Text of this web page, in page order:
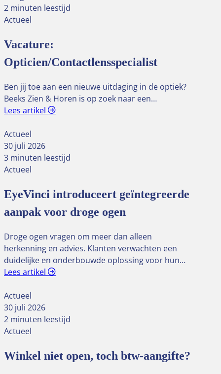
2 minuten leestijd
Actueel
Vacature:
Opticien/Contactlensspecialist
Ben jij toe aan een nieuwe uitdaging in de optiek?
Beeks Zien & Horen is op zoek naar een…
Lees artikel
Actueel
30 juli 2026
3 minuten leestijd
Actueel
EyeVinci introduceert geïntegreerde
aanpak voor droge ogen
Droge ogen vragen om meer dan alleen
herkenning en advies. Klanten verwachten een
duidelijke en onderbouwde oplossing voor hun…
Lees artikel
Actueel
30 juli 2026
2 minuten leestijd
Actueel
Winkel niet open, toch btw-aangifte?